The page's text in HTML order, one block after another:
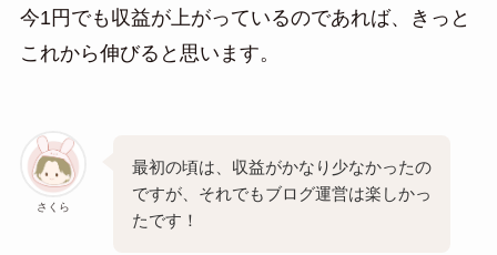
今1円でも収益が上がっているのであれば、きっと
これから伸びると思います。
さくら
最初の頃は、収益がかなり少なかったの
ですが、それでもブログ運営は楽しかっ
たです！